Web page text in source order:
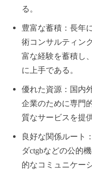
る。
豊富な蓄積：長年
術コンサルティン
富な経験を蓄積し
に上手である。
優れた資源：国内
企業のために専門
質なサービスを提
良好な関係ルート
ダctgbなどの公的
的なコミュニケー